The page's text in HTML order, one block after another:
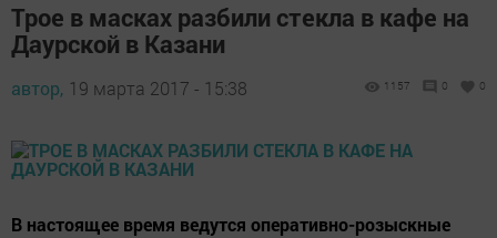
Трое в масках разбили стекла в кафе на
Даурской в Казани
автор, 19 марта 2017 - 15:38 1157 0 0
В настоящее время ведутся оперативно-розыскные